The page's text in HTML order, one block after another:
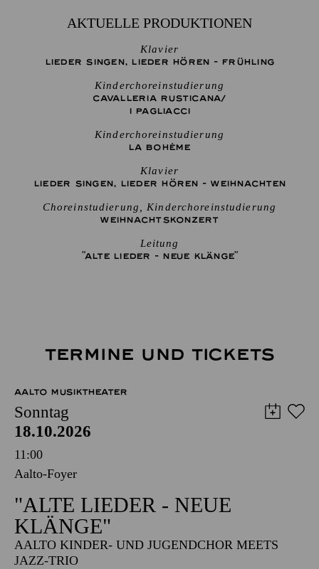
AKTUELLE PRODUKTIONEN
Klavier
LIEDER SINGEN, LIEDER HÖREN - FRÜHLING
Kinderchoreinstudierung
CAVALLERIA RUSTICANA/
I PAGLIACCI
Kinderchoreinstudierung
LA BOHÈME
Klavier
LIEDER SINGEN, LIEDER HÖREN - WEIHNACHTEN
Choreinstudierung, Kinderchoreinstudierung
WEIHNACHTS­KONZERT
Leitung
"ALTE LIEDER - NEUE KLÄNGE"
TERMINE UND TICKETS
AALTO MUSIKTHEATER
Sonntag
18.10.2026
11:00
Aalto-Foyer
"ALTE LIEDER - NEUE
KLÄNGE"
AALTO KINDER- UND JUGENDCHOR MEETS
JAZZ-TRIO